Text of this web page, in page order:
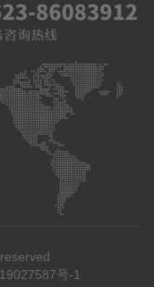
号-1